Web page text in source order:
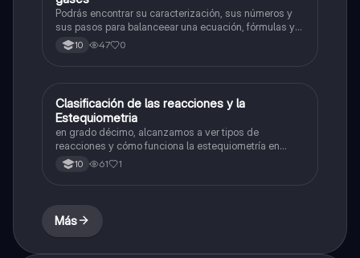
Podrás encontrar su caracterización, sus números y
sus pasos para balanceear una ecuación, fórmulas y
definición de gases
10 47 0
Química
Clasificación de las reacciones y la
Estequiometria
en grado décimo, alcanzamos a ver tipos de
reacciones y cómo funciona la estequiometría en
química, siendo así, aplicamos ejercicios de práctica
y actividades en clase que nos sirvieron para
10 61 1
Más